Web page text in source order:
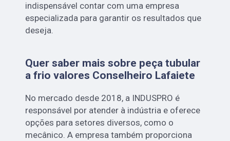
indispensável contar com uma empresa
especializada para garantir os resultados que
deseja.
Quer saber mais sobre peça tubular
a frio valores Conselheiro Lafaiete
No mercado desde 2018, a INDUSPRO é
responsável por atender à indústria e oferece
opções para setores diversos, como o
mecânico. A empresa também proporciona